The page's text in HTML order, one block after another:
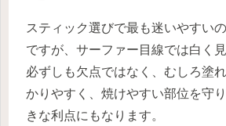
スティック選びで最も迷いやすい
ですが、サーファー目線では白く
必ずしも欠点ではなく、むしろ塗
かりやすく、焼けやすい部位を守
きな利点にもなります。